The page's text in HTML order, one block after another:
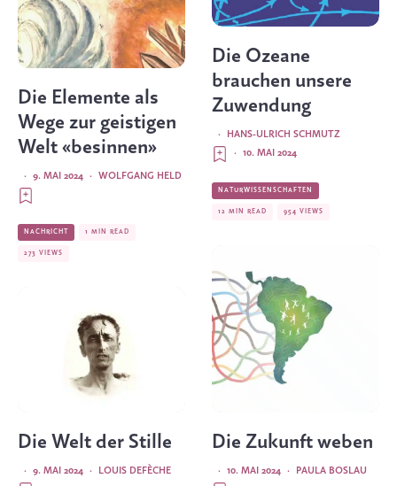
Die Elemente als
Wege zur geistigen
Welt «besinnen»
WOLFGANG HELD
·
9. MAI 2024
·
NACHRICHT 1 MIN READ
273 VIEWS
Die Welt der Stille
LOUIS DEFÈCHE
·
9. MAI 2024
·
Die Ozeane
brauchen unsere
Zuwendung
HANS-ULRICH SCHMUTZ
·
10. MAI 2024
·
NATURWISSENSCHAFTEN
12 MIN READ 954 VIEWS
Die Zukunft weben
PAULA BOSLAU
·
10. MAI 2024
·